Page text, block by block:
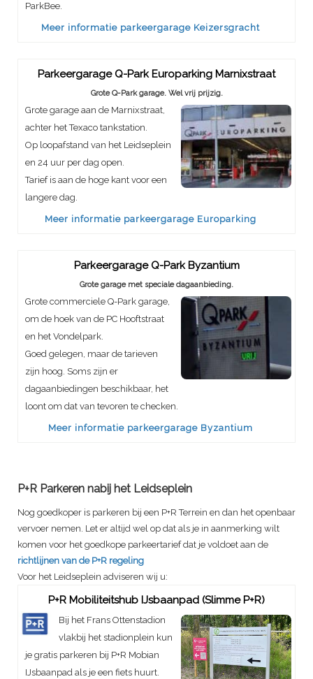
ParkBee.
Meer informatie parkeergarage Keizersgracht
Parkeergarage Q-Park Europarking Marnixstraat
Grote Q-Park garage. Wel vrij prijzig.
Grote garage aan de Marnixstraat,
achter het Texaco tankstation.
Op loopafstand van het Leidseplein
en 24 uur per dag open.
Tarief is aan de hoge kant voor een
langere dag.
Meer informatie parkeergarage Europarking
Parkeergarage Q-Park Byzantium
Grote garage met speciale dagaanbieding.
Grote commerciele Q-Park garage,
om de hoek van de PC Hooftstraat
en het Vondelpark.
Goed gelegen, maar de tarieven
zijn hoog. Soms zijn er
dagaanbiedingen beschikbaar, het
loont om dat van tevoren te checken.
Meer informatie parkeergarage Byzantium
P+R Parkeren nabij het Leidseplein
Nog goedkoper is parkeren bij een P+R Terrein en dan het openbaar
vervoer nemen. Let er altijd wel op dat als je in aanmerking wilt
komen voor het goedkope parkeertarief dat je voldoet aan de
richtlijnen van de P+R regeling
Voor het Leidseplein adviseren wij u:
P+R Mobiliteitshub IJsbaanpad (Slimme P+R)
Bij het Frans Ottenstadion
vlakbij het stadionplein kun
je gratis parkeren bij P+R Mobian
IJsbaanpad als je een fiets huurt.